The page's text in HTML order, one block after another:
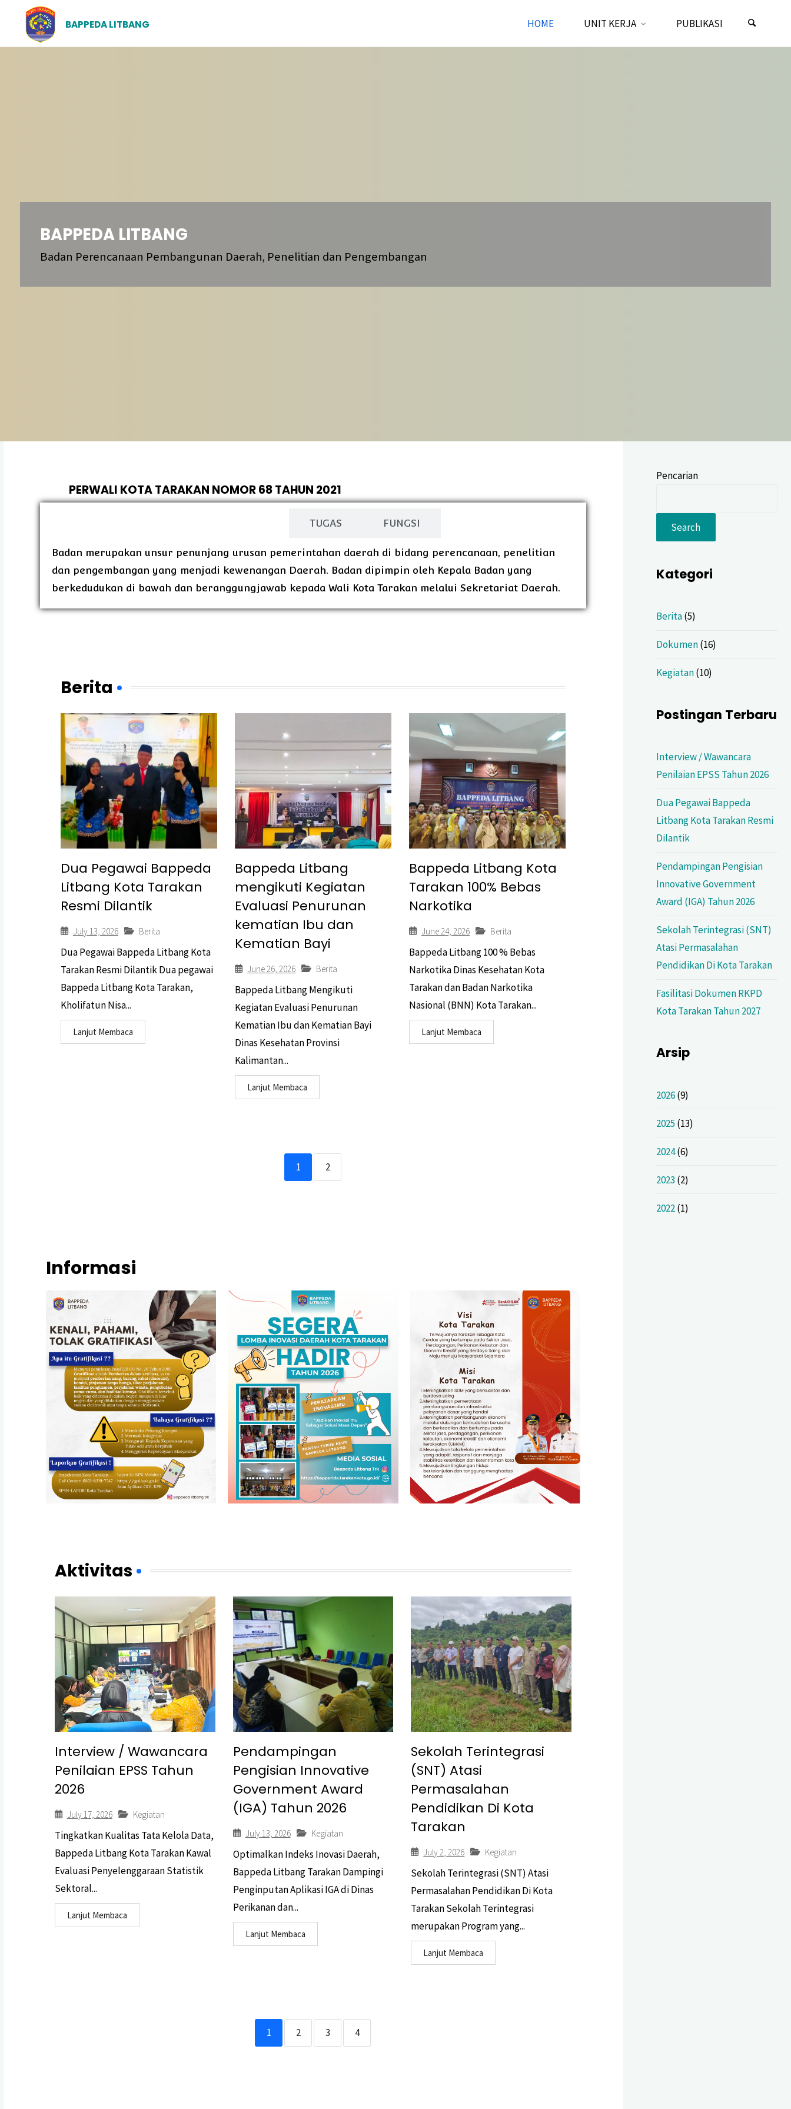
BAPPEDA LITBANG HOME UNIT KERJA PUBLIKASI
BAPPEDA LITBANG
Badan Perencanaan Pembangunan Daerah, Penelitian dan Pengembangan
PERWALI KOTA TARAKAN NOMOR 68 TAHUN 2021
TUGAS FUNGSI
Badan merupakan unsur penunjang urusan pemerintahan daerah di bidang perencanaan, penelitian
dan pengembangan yang menjadi kewenangan Daerah. Badan dipimpin oleh Kepala Badan yang
berkedudukan di bawah dan beranggungjawab kepada Wali Kota Tarakan melalui Sekretariat Daerah.
Berita
Dua Pegawai Bappeda
Litbang Kota Tarakan
Resmi Dilantik
July 13, 2026 Berita
Dua Pegawai Bappeda Litbang Kota
Tarakan Resmi Dilantik Dua pegawai
Bappeda Litbang Kota Tarakan,
Kholifatun Nisa...
Lanjut Membaca
Bappeda Litbang
mengikuti Kegiatan
Evaluasi Penurunan
kematian Ibu dan
Kematian Bayi
June 26, 2026 Berita
Bappeda Litbang Mengikuti
Kegiatan Evaluasi Penurunan
Kematian Ibu dan Kematian Bayi
Dinas Kesehatan Provinsi
Kalimantan...
Lanjut Membaca
Bappeda Litbang Kota
Tarakan 100% Bebas
Narkotika
June 24, 2026 Berita
Bappeda Litbang 100 % Bebas
Narkotika Dinas Kesehatan Kota
Tarakan dan Badan Narkotika
Nasional (BNN) Kota Tarakan...
Lanjut Membaca
1 2
Informasi
Aktivitas
Interview / Wawancara
Penilaian EPSS Tahun
2026
July 17, 2026 Kegiatan
Tingkatkan Kualitas Tata Kelola Data,
Bappeda Litbang Kota Tarakan Kawal
Evaluasi Penyelenggaraan Statistik
Sektoral...
Lanjut Membaca
Pendampingan
Pengisian Innovative
Government Award
(IGA) Tahun 2026
July 13, 2026 Kegiatan
Optimalkan Indeks Inovasi Daerah,
Bappeda Litbang Tarakan Dampingi
Penginputan Aplikasi IGA di Dinas
Perikanan dan...
Lanjut Membaca
Sekolah Terintegrasi
(SNT) Atasi
Permasalahan
Pendidikan Di Kota
Tarakan
July 2, 2026 Kegiatan
Sekolah Terintegrasi (SNT) Atasi
Permasalahan Pendidikan Di Kota
Tarakan Sekolah Terintegrasi
merupakan Program yang...
Lanjut Membaca
1 2 3 4
Pencarian
Search
Kategori
Berita(5)
Dokumen(16)
Kegiatan(10)
Postingan Terbaru
Interview / Wawancara
Penilaian EPSS Tahun 2026
Dua Pegawai Bappeda
Litbang Kota Tarakan Resmi
Dilantik
Pendampingan Pengisian
Innovative Government
Award (IGA) Tahun 2026
Sekolah Terintegrasi (SNT)
Atasi Permasalahan
Pendidikan Di Kota Tarakan
Fasilitasi Dokumen RKPD
Kota Tarakan Tahun 2027
Arsip
2026(9)
2025 (13)
2024(6)
2023 (2)
2022(1)